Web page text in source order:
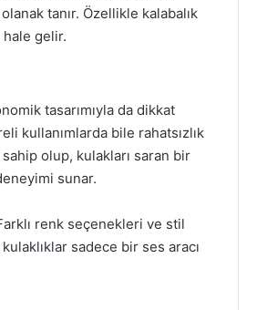
tanır. Özellikle kalabalık
gelir.
tasarımıyla da dikkat
kullanımlarda bile rahatsızlık
olup, kulakları saran bir
sunar.
renk seçenekleri ve stil
sadece bir ses aracı